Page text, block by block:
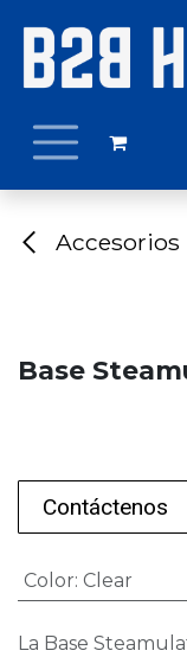
Accesorios
Base
Contáctenos
Color: Clear
La Base